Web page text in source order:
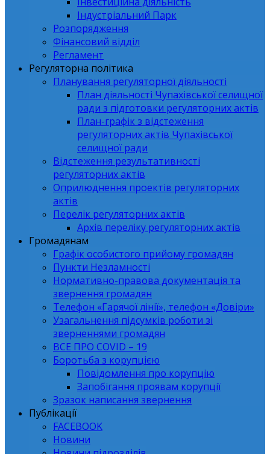
Індустріальний Парк
Розпорядження
Фінансовий відділ
Регламент
Регуляторна політика
Планування регуляторної діяльності
План діяльності Чупахівської селищної
ради з підготовки регуляторних актів
План-графік з відстеження
регуляторних актів Чупахівської
селищної ради
Відстеження результативності
регуляторних актів
Оприлюднення проектів регуляторних
актів
Перелік регуляторних актів
Архів переліку регуляторних актів
Громадянам
Графік особистого прийому громадян
Пункти Незламності
Нормативно-правова документація та
звернення громадян
Телефон «Гарячої лінії», телефон «Довіри»
Узагальнення підсумків роботи зі
зверненнями громадян
ВСЕ ПРО СОVID – 19
Боротьба з корупцією
Повідомлення про корупцію
Запобігання проявам корупції
Зразок написання звернення
Публікації
FACEBOOK
Новини